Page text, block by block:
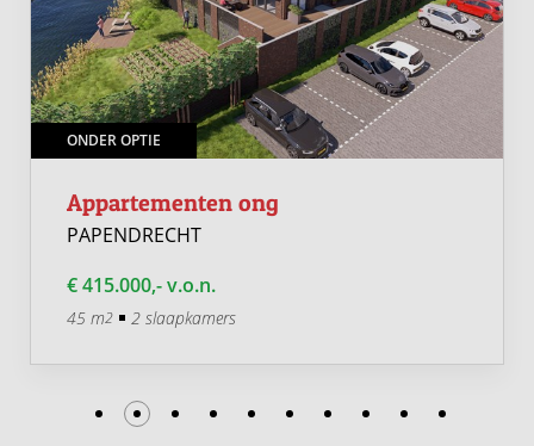
ONDER OPTIE
Appartementen ong
PAPENDRECHT
€ 415.000,- v.o.n.
45 m2 2 slaapkamers